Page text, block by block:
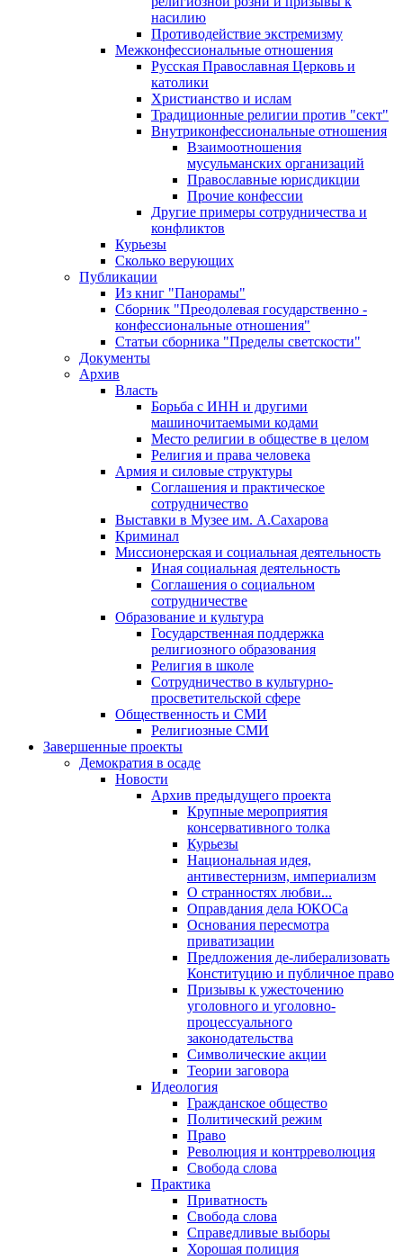
насилию
Противодействие экстремизму
Межконфессиональные отношения
Русская Православная Церковь и
католики
Христианство и ислам
Традиционные религии против "сект"
Внутриконфессиональные отношения
Взаимоотношения
мусульманских организаций
Православные юрисдикции
Прочие конфессии
Другие примеры сотрудничества и
конфликтов
Курьезы
Сколько верующих
Публикации
Из книг "Панорамы"
Сборник "Преодолевая государственно -
конфессиональные отношения"
Статьи сборника "Пределы светскости"
Документы
Архив
Власть
Борьба с ИНН и другими
машиночитаемыми кодами
Место религии в обществе в целом
Религия и права человека
Армия и силовые структуры
Соглашения и практическое
сотрудничество
Выставки в Музее им. А.Сахарова
Криминал
Миссионерская и социальная деятельность
Иная социальная деятельность
Соглашения о социальном
сотрудничестве
Образование и культура
Государственная поддержка
религиозного образования
Религия в школе
Сотрудничество в культурно-
просветительской сфере
Общественность и СМИ
Религиозные СМИ
Завершенные проекты
Демократия в осаде
Новости
Архив предыдущего проекта
Крупные мероприятия
консервативного толка
Курьезы
Национальная идея,
антивестернизм, империализм
О странностях любви...
Оправдания дела ЮКОСа
Основания пересмотра
приватизации
Предложения де-либерализовать
Конституцию и публичное право
Призывы к ужесточению
уголовного и уголовно-
процессуального
законодательства
Символические акции
Теории заговора
Идеология
Гражданское общество
Политический режим
Право
Революция и контрреволюция
Свобода слова
Практика
Приватность
Свобода слова
Справедливые выборы
Хорошая полиция